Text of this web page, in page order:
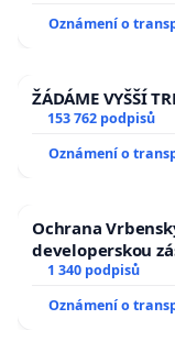
Oznámení o
ŽÁDÁME VYŠŠÍ
153 762 podpisů
Oznámení o
Ochrana
developerskou
1 340 podpisů
Oznámení o